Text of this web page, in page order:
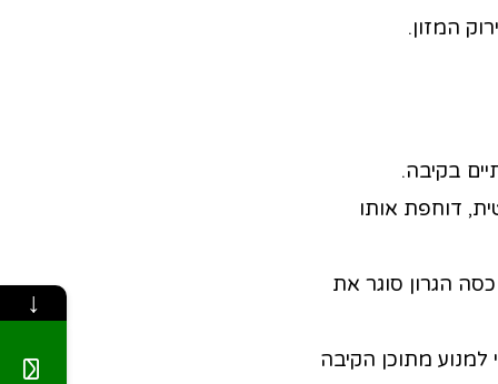
המזון.
בקיבה.
דוחפת אותו
הגרון סוגר את
מתוכן הקיבה
↓